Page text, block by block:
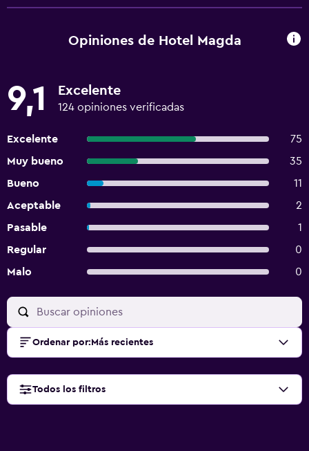
Opiniones de Hotel Magda
9,1 Excelente
124 opiniones verificadas
Excelente
75
Muy bueno
35
Bueno
11
Aceptable
2
Pasable
1
Regular
0
Malo
0
Ordenar por: Más recientes
Todos los filtros